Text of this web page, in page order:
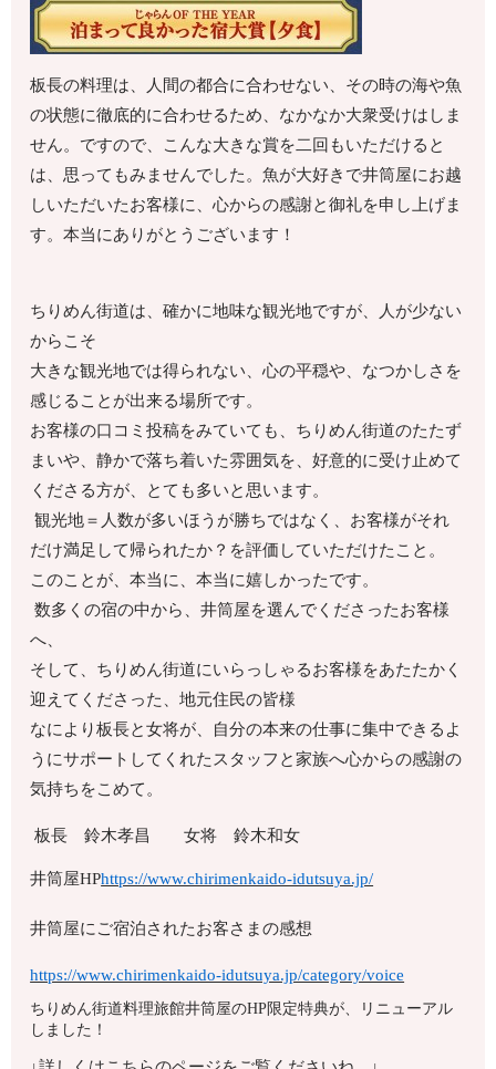
板長の料理は、人間の都合に合わせない、その時の海や魚
の状態に徹底的に合わせるため、なかなか大衆受けはしま
せん。ですので、こんな大きな賞を二回もいただけると
は、思ってもみませんでした。魚が大好きで井筒屋にお越
しいただいたお客様に、心からの感謝と御礼を申し上げま
す。本当にありがとうございます！
ちりめん街道は、確かに地味な観光地ですが、人が少ない
からこそ
大きな観光地では得られない、心の平穏や、なつかしさを
感じることが出来る場所です。
お客様の口コミ投稿をみていても、ちりめん街道のたたず
まいや、静かで落ち着いた雰囲気を、好意的に受け止めて
くださる方が、とても多いと思います。
観光地＝人数が多いほうが勝ちではなく、お客様がそれ
だけ満足して帰られたか？を評価していただけたこと。
このことが、本当に、本当に嬉しかったです。
数多くの宿の中から、井筒屋を選んでくださったお客様
へ、
そして、ちりめん街道にいらっしゃるお客様をあたたかく
迎えてくださった、地元住民の皆様
なにより板長と女将が、自分の本来の仕事に集中できるよ
うにサポートしてくれたスタッフと家族へ心からの感謝の
気持ちをこめて。
板長 鈴木孝昌 女将 鈴木和女
井筒屋HPhttps://www.chirimenkaido-idutsuya.jp/
井筒屋にご宿泊されたお客さまの感想
https://www.chirimenkaido-idutsuya.jp/category/voice
ちりめん街道料理旅館井筒屋のHP限定特典が、リニューアル
しました！